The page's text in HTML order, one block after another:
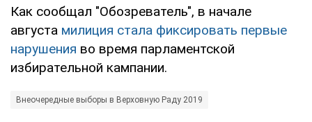
Как сообщал "Обозреватель", в начале
августа милиция стала фиксировать первые
нарушения во время парламентской
избирательной кампании.
Внеочередные выборы в Верховную Раду 2019